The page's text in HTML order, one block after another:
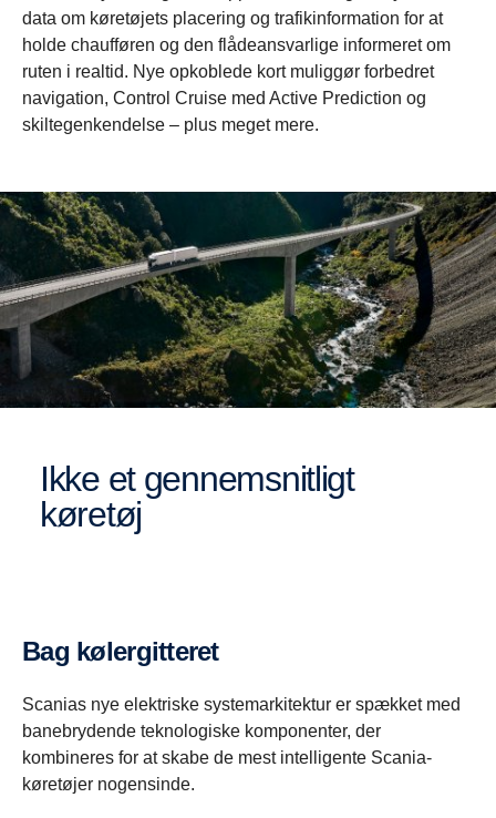
data om køretøjets placering og trafikinformation for at
holde chaufføren og den flådeansvarlige informeret om
ruten i realtid. Nye opkoblede kort muliggør forbedret
navigation, Control Cruise med Active Prediction og
skiltegenkendelse – plus meget mere.
Ikke et gennemsnitligt
køretøj
Bag kølergitteret
Scanias nye elektriske systemarkitektur er spækket med
banebrydende teknologiske komponenter, der
kombineres for at skabe de mest intelligente Scania-
køretøjer nogensinde.